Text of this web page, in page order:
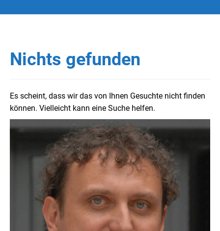
Nichts gefunden
Es scheint, dass wir das von Ihnen Gesuchte nicht finden
können. Vielleicht kann eine Suche helfen.